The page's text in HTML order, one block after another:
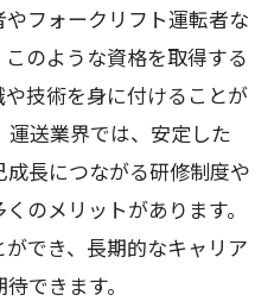
フォークリフト運転者な
のような資格を取得する
技術を身に付けることが
運送業界では、安定した
長につながる研修制度や
のメリットがあります。
でき、長期的なキャリア
できます。